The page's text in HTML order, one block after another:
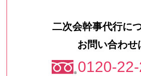
二次会幹事代行に
お問い合わせ
0120-